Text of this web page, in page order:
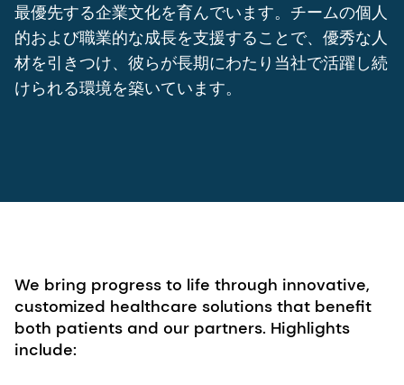
最優先する企業文化を育んでいます。チームの個人
的および職業的な成長を支援することで、優秀な人
材を引きつけ、彼らが長期にわたり当社で活躍し続
けられる環境を築いています。
We bring progress to life through innovative,
customized healthcare solutions that benefit
both patients and our partners. Highlights
include: